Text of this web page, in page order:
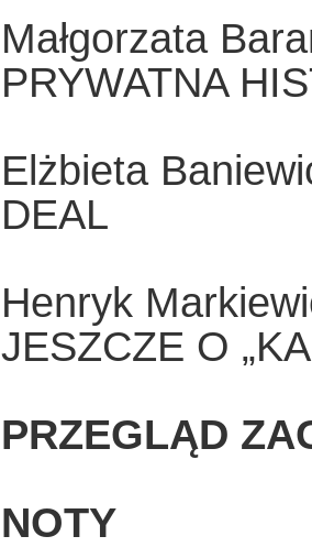
Małgorzata
PRYWATNA
Elżbieta
DEAL
Henryk
JESZCZE O
PRZEGLĄD
NOTY